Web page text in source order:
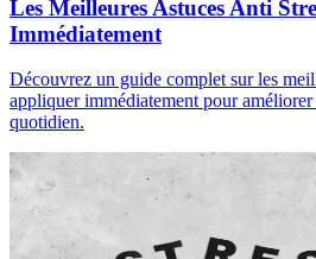
Les Meilleures Astuces Anti
Immédiatement
Découvrez un guide complet sur les
appliquer immédiatement pour
quotidien.